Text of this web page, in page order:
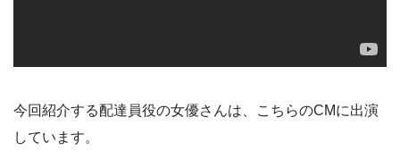
今回紹介する配達員役の女優さんは、こちらのCMに出演
しています。